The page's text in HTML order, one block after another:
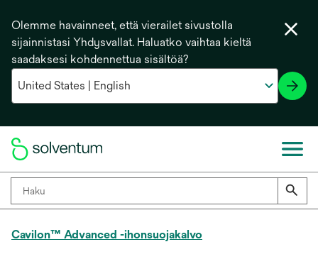
Olemme havainneet, että vierailet sivustolla
sijainnistasi Yhdysvallat. Haluatko vaihtaa kieltä
saadaksesi kohdennettua sisältöä?
Cavilon™ Advanced -ihonsuojakalvo